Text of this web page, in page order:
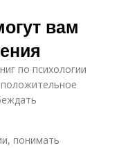
вам
по психологии
понимать